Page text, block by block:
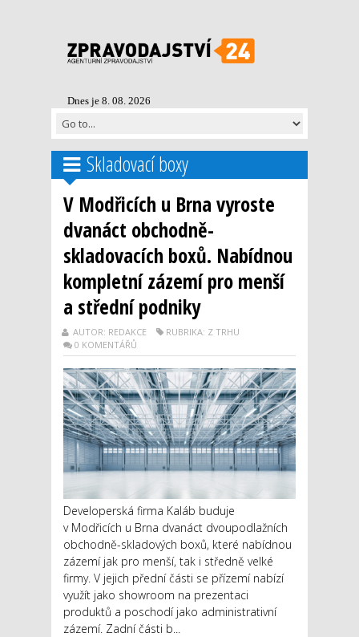
Dnes je 8. 08. 2026
Skladovací boxy
V Modřicích u Brna vyroste
dvanáct obchodně-
skladovacích boxů. Nabídnou
kompletní zázemí pro menší
a střední podniky
AUTOR: REDAKCE
RUBRIKA: Z TRHU
0 KOMENTÁŘŮ
Developerská firma Kaláb buduje
v Modřicích u Brna dvanáct dvoupodlažních
obchodně-skladových boxů, které nabídnou
zázemí jak pro menší, tak i středně velké
firmy. V jejich přední části se přízemí nabízí
využít jako showroom na prezentaci
produktů a poschodí jako administrativní
zázemí. Zadní části b...